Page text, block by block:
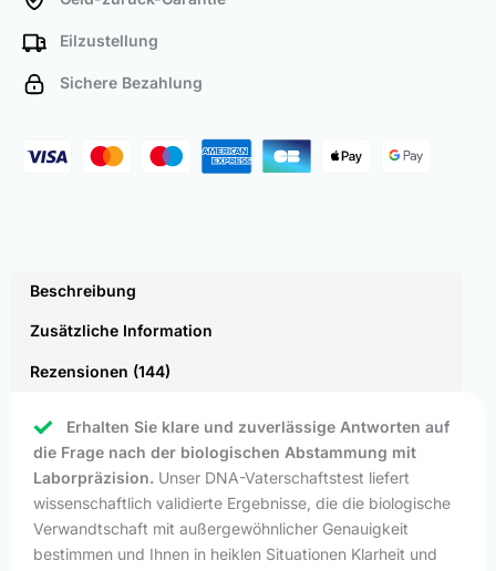
Eilzustellung
Sichere Bezahlung
Beschreibung
Zusätzliche Information
Rezensionen (144)
Erhalten Sie klare und zuverlässige Antworten auf
die Frage nach der biologischen Abstammung mit
Laborpräzision. Unser DNA-Vaterschaftstest liefert
wissenschaftlich validierte Ergebnisse, die die biologische
Verwandtschaft mit außergewöhnlicher Genauigkeit
bestimmen und Ihnen in heiklen Situationen Klarheit und